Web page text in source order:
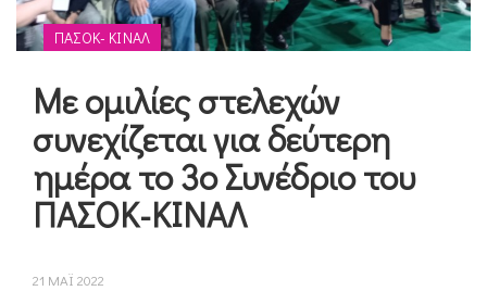
ΠΑΣΟΚ- ΚΙΝΑΛ
Με ομιλίες στελεχών
συνεχίζεται για δεύτερη
ημέρα το 3ο Συνέδριο του
ΠΑΣΟΚ-ΚΙΝΑΛ
21 ΜΑΪ 2022